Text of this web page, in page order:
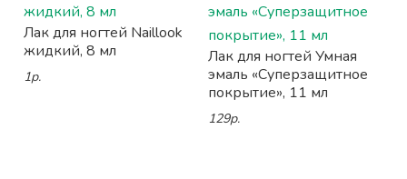
Лак для ногтей Naillook
жидкий, 8 мл
1р.
Лак для ногтей Умная
эмаль «Суперзащитное
покрытие», 11 мл
129р.